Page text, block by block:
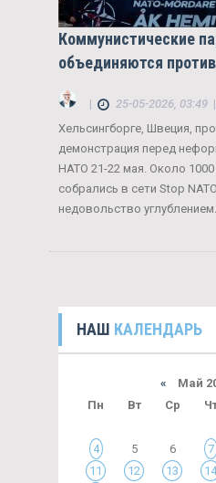
Коммунистические
объединяются
| 25-05-2026, 03:49 |
Хельсингборге, Швеция,
демонстрация перед
НАТО 21-22 мая. Около
собрались в сети Stop
недовольство
НАШ КАЛЕНДАРЬ
« Май
Пн
Вт Ср
4
5 6 7
11
12 13 14